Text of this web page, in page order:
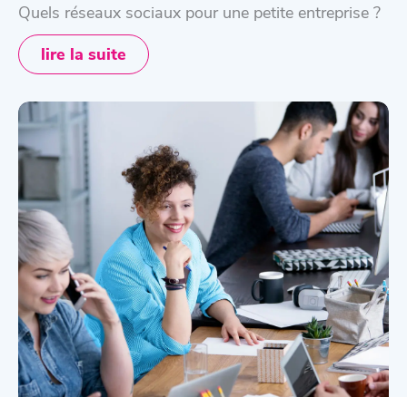
Quels réseaux sociaux pour une petite entreprise ?
lire la suite